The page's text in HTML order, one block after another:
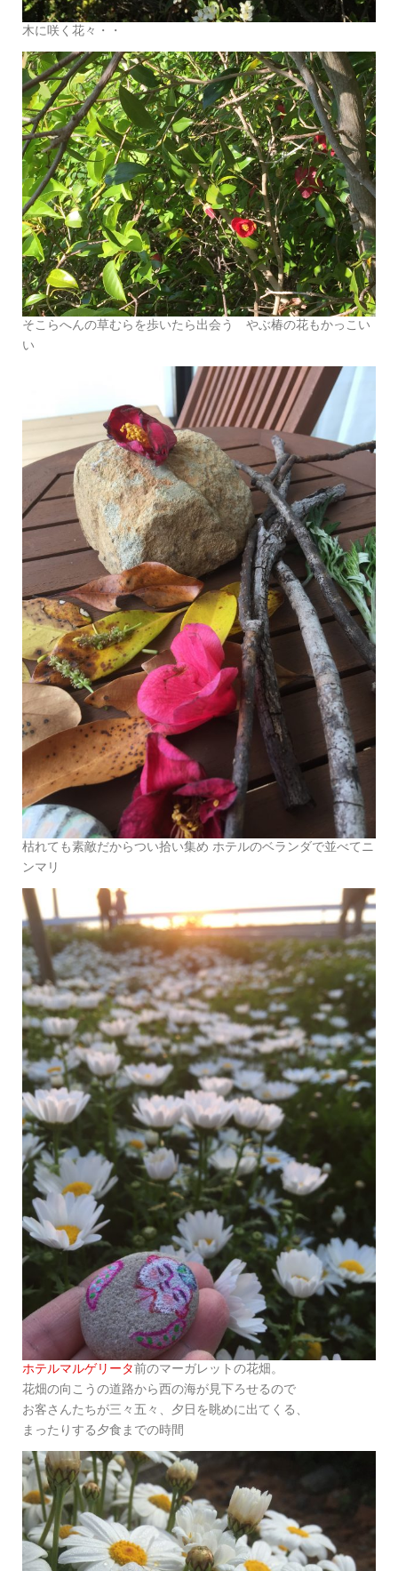
木に咲く花々・・
そこらへんの草むらを歩いたら出会う やぶ椿の花もかっこい
い
枯れても素敵だからつい拾い集め ホテルのベランダで並べてニ
ンマリ
ホテルマルゲリータ前のマーガレットの花畑。
花畑の向こうの道路から西の海が見下ろせるので
お客さんたちが三々五々、夕日を眺めに出てくる、
まったりする夕食までの時間